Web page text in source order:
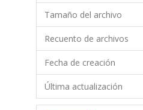
Tamaño del archivo
Recuento de archivos
Fecha de creación
Última actualización